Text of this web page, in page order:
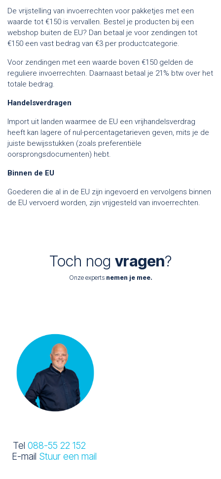
De vrijstelling van invoerrechten voor pakketjes met een
waarde tot €150 is vervallen. Bestel je producten bij een
webshop buiten de EU? Dan betaal je voor zendingen tot
€150 een vast bedrag van €3 per productcategorie.
Voor zendingen met een waarde boven €150 gelden de
reguliere invoerrechten. Daarnaast betaal je 21% btw over het
totale bedrag.
Handelsverdragen
Import uit landen waarmee de EU een vrijhandelsverdrag
heeft kan lagere of nul-percentagetarieven geven, mits je de
juiste bewijsstukken (zoals preferentiële
oorsprongsdocumenten) hebt.
Binnen de EU
Goederen die al in de EU zijn ingevoerd en vervolgens binnen
de EU vervoerd worden, zijn vrijgesteld van invoerrechten.
Toch nog vragen?
Onze experts nemen je mee.
Tel 088-55 22 152
E-mail Stuur een mail